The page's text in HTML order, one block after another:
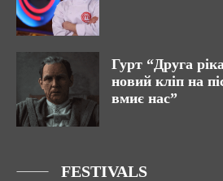
Гурт “Друга
новий кліп на
вмиє нас”
FESTIVALS